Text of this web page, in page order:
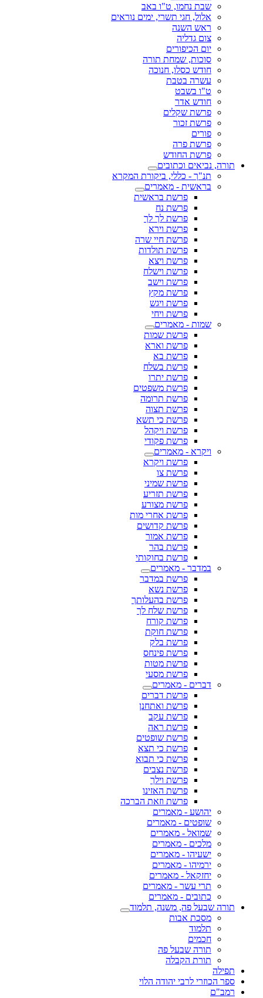
שבת נחמו, ט"ו באב
אלול, חגי תשרי, ימים נוראים
ראש השנה
צום גדליה
יום הכיפורים
סוכות, שמחת תורה
חודש כסלו, חנוכה
עשרה בטבת
ט"ו בשבט
חודש אדר
פרשת שקלים
פרשת זכור
פורים
פרשת פרה
פרשת החודש
תורה, נביאים וכתובים
תנ"ך - כללי, ביקורת המקרא
בראשית - מאמרים
פרשת בראשית
פרשת נח
פרשת לך לך
פרשת וירא
פרשת חיי שרה
פרשת תולדות
פרשת ויצא
פרשת וישלח
פרשת וישב
פרשת מקץ
פרשת ויגש
פרשת ויחי
שמות - מאמרים
פרשת שמות
פרשת וארא
פרשת בא
פרשת בשלח
פרשת יתרו
פרשת משפטים
פרשת תרומה
פרשת תצוה
פרשת כי תשא
פרשת ויקהל
פרשת פקודי
ויקרא - מאמרים
פרשת ויקרא
פרשת צו
פרשת שמיני
פרשת תזריע
פרשת מצורע
פרשת אחרי מות
פרשת קדושים
פרשת אמור
פרשת בהר
פרשת בחוקותי
במדבר - מאמרים
פרשת במדבר
פרשת נשא
פרשת בהעלותך
פרשת שלח לך
פרשת קורח
פרשת חוקת
פרשת בלק
פרשת פינחס
פרשת מטות
פרשת מסעי
דברים - מאמרים
פרשת דברים
פרשת ואתחנן
פרשת עקב
פרשת ראה
פרשת שופטים
פרשת כי תצא
פרשת כי תבוא
פרשת נצבים
פרשת וילך
פרשת האזינו
פרשת וזאת הברכה
יהושע - מאמרים
שופטים - מאמרים
שמואל - מאמרים
מלכים - מאמרים
ישעיהו - מאמרים
ירמיהו - מאמרים
יחזקאל - מאמרים
תרי עשר - מאמרים
כתובים - מאמרים
תורה שבעל פה, משנה, תלמוד
מסכת אבות
תלמוד
חכמים
תורה שבעל פה
תורת הקבלה
תפילה
ספר הכוזרי לרבי יהודה הלוי
רמב"ם